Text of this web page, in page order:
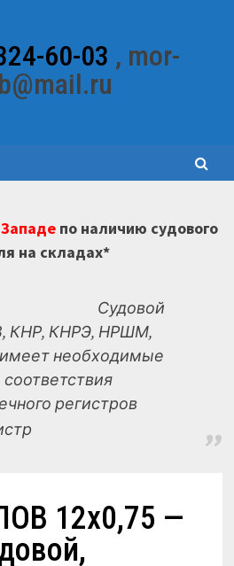
60-03 , mor-
по наличию судового
на складах*
Судовой
КНР, КНРЭ, НРШМ,
необходимые
регистров
12х0,75 —